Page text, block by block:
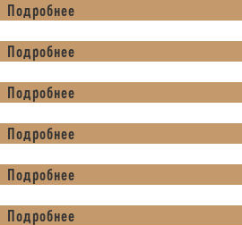
Подробнее
Подробнее
Подробнее
Подробнее
Подробнее
Подробнее